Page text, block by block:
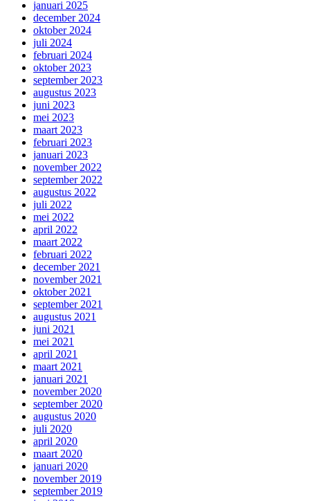
januari 2025
december 2024
oktober 2024
juli 2024
februari 2024
oktober 2023
september 2023
augustus 2023
juni 2023
mei 2023
maart 2023
februari 2023
januari 2023
november 2022
september 2022
augustus 2022
juli 2022
mei 2022
april 2022
maart 2022
februari 2022
december 2021
november 2021
oktober 2021
september 2021
augustus 2021
juni 2021
mei 2021
april 2021
maart 2021
januari 2021
november 2020
september 2020
augustus 2020
juli 2020
april 2020
maart 2020
januari 2020
november 2019
september 2019